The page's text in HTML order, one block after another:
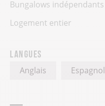
Bungalows indépendants
Logement entier
Langues
Anglais Espagnol